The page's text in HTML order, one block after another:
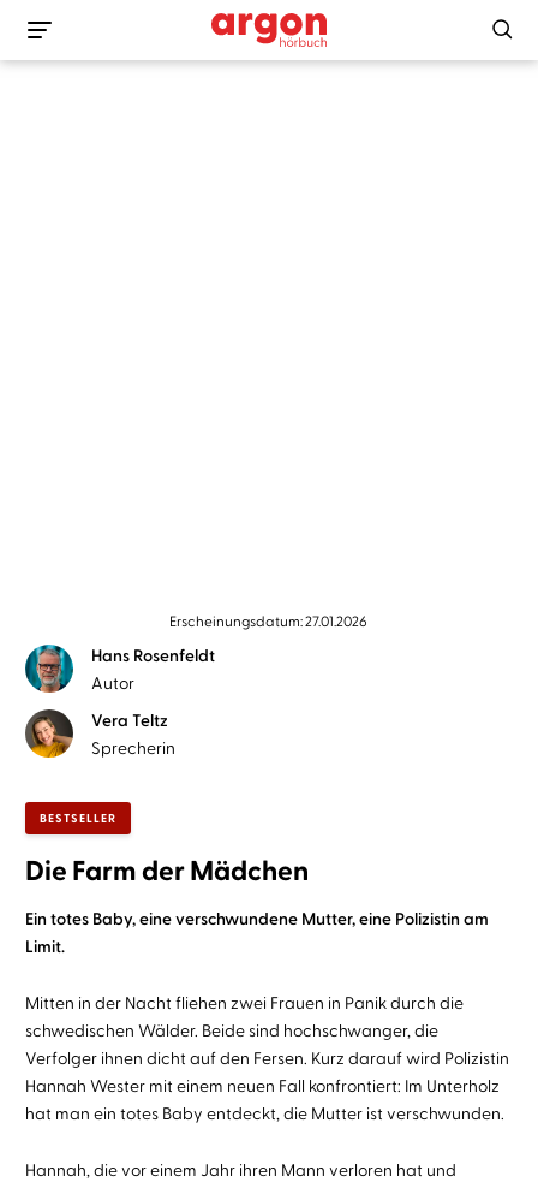
Erscheinungsdatum: 27.01.2026
Hans Rosenfeldt
Autor
Vera Teltz
Sprecherin
BESTSELLER
Die Farm der Mädchen
Ein totes Baby, eine verschwundene Mutter, eine Polizistin am
Limit.
Mitten in der Nacht fliehen zwei Frauen in Panik durch die
schwedischen Wälder. Beide sind hochschwanger, die
Verfolger ihnen dicht auf den Fersen. Kurz darauf wird Polizistin
Hannah Wester mit einem neuen Fall konfrontiert: Im Unterholz
hat man ein totes Baby entdeckt, die Mutter ist verschwunden.
Hannah, die vor einem Jahr ihren Mann verloren hat und